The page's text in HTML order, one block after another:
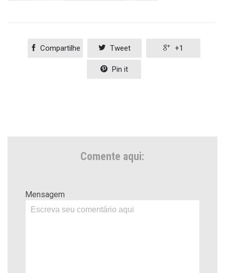
 Compartilhe  Tweet  +1
 Pin it
Comente aqui:
Mensagem